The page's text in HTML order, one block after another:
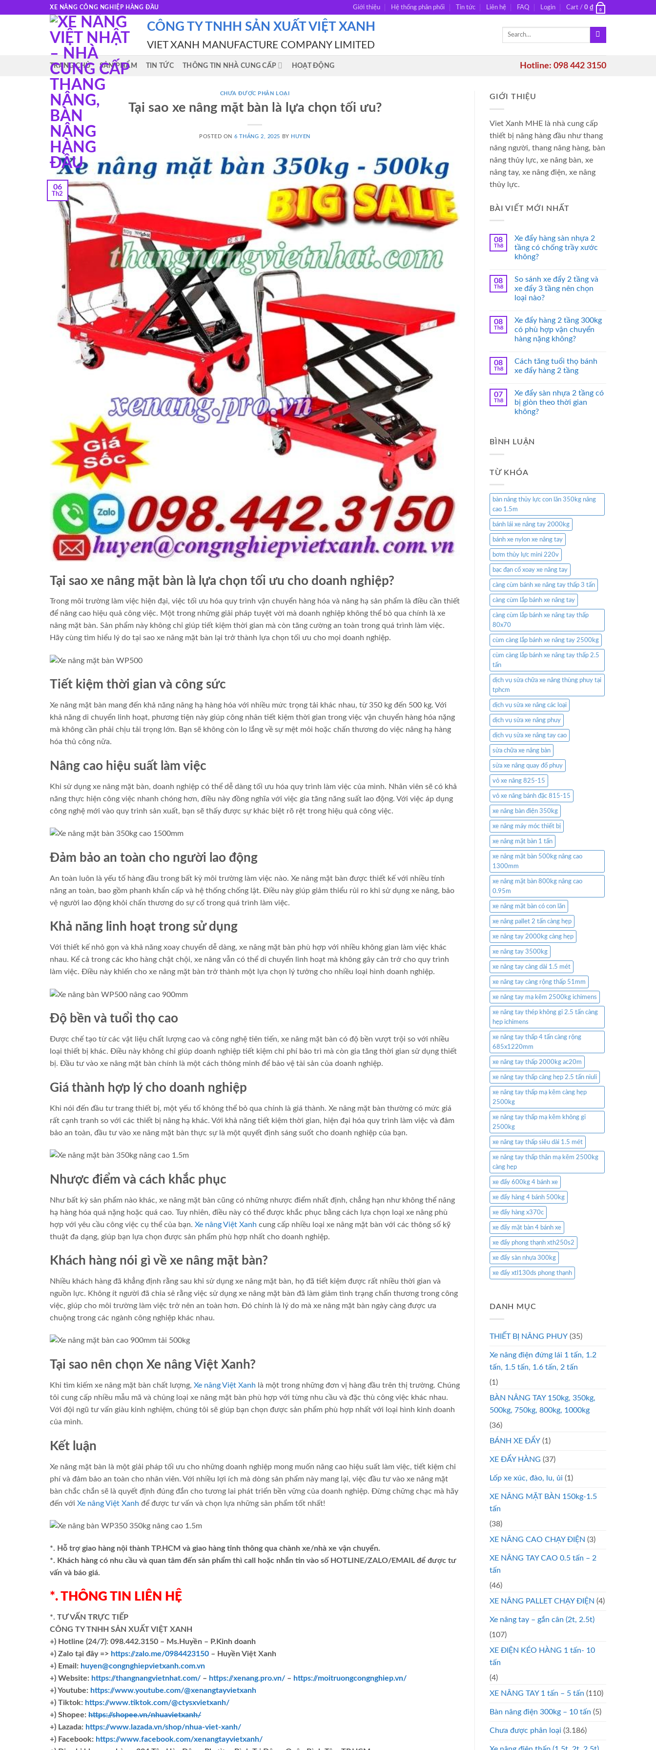
XE NÂNG CÔNG NGHIỆP HÀNG ĐẦU Giới thiệu Hệ thống phân phối Tin tức Liên hệ FAQ Login Cart / 0 ₫ 0
CÔNG TY TNHH SẢN XUẤT VIỆT XANH
VIET XANH MANUFACTURE COMPANY LIMITED
Search
TRANG CHỦ SẢN PHẨM TIN TỨC THÔNG TIN NHÀ CUNG CẤP HOẠT ĐỘNG Hotline: 098 442 3150
CHƯA ĐƯỢC PHÂN LOẠI
Tại sao xe nâng mặt bàn là lựa chọn tối ưu?
POSTED ON 6 THÁNG 2, 2025 BY HUYEN
06
Th2
Tại sao xe nâng mặt bàn là lựa chọn tối ưu cho doanh nghiệp?
Trong môi trường làm việc hiện đại, việc tối ưu hóa quy trình vận chuyển hàng hóa và nâng hạ sản phẩm là điều cần thiết
để nâng cao hiệu quả công việc. Một trong những giải pháp tuyệt vời mà doanh nghiệp không thể bỏ qua chính là xe
nâng mặt bàn. Sản phẩm này không chỉ giúp tiết kiệm thời gian mà còn tăng cường an toàn trong quá trình làm việc.
Hãy cùng tìm hiểu lý do tại sao xe nâng mặt bàn lại trở thành lựa chọn tối ưu cho mọi doanh nghiệp.
Tiết kiệm thời gian và công sức
Xe nâng mặt bàn mang đến khả năng nâng hạ hàng hóa với nhiều mức trọng tải khác nhau, từ 350 kg đến 500 kg. Với
khả năng di chuyển linh hoạt, phương tiện này giúp công nhân tiết kiệm thời gian trong việc vận chuyển hàng hóa nặng
mà không cần phải chịu tải trọng lớn. Bạn sẽ không còn lo lắng về sự mệt mỏi hoặc chấn thương do việc nâng hạ hàng
hóa thủ công nữa.
Nâng cao hiệu suất làm việc
Khi sử dụng xe nâng mặt bàn, doanh nghiệp có thể dễ dàng tối ưu hóa quy trình làm việc của mình. Nhân viên sẽ có khả
năng thực hiện công việc nhanh chóng hơn, điều này đồng nghĩa với việc gia tăng năng suất lao động. Với việc áp dụng
công nghệ mới vào quy trình sản xuất, bạn sẽ thấy được sự khác biệt rõ rệt trong hiệu quả công việc.
Đảm bảo an toàn cho người lao động
An toàn luôn là yếu tố hàng đầu trong bất kỳ môi trường làm việc nào. Xe nâng mặt bàn được thiết kế với nhiều tính
năng an toàn, bao gồm phanh khẩn cấp và hệ thống chống lật. Điều này giúp giảm thiểu rủi ro khi sử dụng xe nâng, bảo
vệ người lao động khỏi chấn thương do sự cố trong quá trình làm việc.
Khả năng linh hoạt trong sử dụng
Với thiết kế nhỏ gọn và khả năng xoay chuyển dễ dàng, xe nâng mặt bàn phù hợp với nhiều không gian làm việc khác
nhau. Kể cả trong các kho hàng chật chội, xe nâng vẫn có thể di chuyển linh hoạt mà không gây cản trở cho quy trình
làm việc. Điều này khiến cho xe nâng mặt bàn trở thành một lựa chọn lý tưởng cho nhiều loại hình doanh nghiệp.
Độ bền và tuổi thọ cao
Được chế tạo từ các vật liệu chất lượng cao và công nghệ tiên tiến, xe nâng mặt bàn có độ bền vượt trội so với nhiều
loại thiết bị khác. Điều này không chỉ giúp doanh nghiệp tiết kiệm chi phí bảo trì mà còn gia tăng thời gian sử dụng thiết
bị. Đầu tư vào xe nâng mặt bàn chính là một cách thông minh để bảo vệ tài sản của doanh nghiệp.
Giá thành hợp lý cho doanh nghiệp
Khi nói đến đầu tư trang thiết bị, một yếu tố không thể bỏ qua chính là giá thành. Xe nâng mặt bàn thường có mức giá
rất cạnh tranh so với các thiết bị nâng hạ khác. Với khả năng tiết kiệm thời gian, hiện đại hóa quy trình làm việc và đảm
bảo an toàn, đầu tư vào xe nâng mặt bàn thực sự là một quyết định sáng suốt cho doanh nghiệp của bạn.
Nhược điểm và cách khắc phục
Như bất kỳ sản phẩm nào khác, xe nâng mặt bàn cũng có những nhược điểm nhất định, chẳng hạn như không thể nâng
hạ hàng hóa quá nặng hoặc quá cao. Tuy nhiên, điều này có thể được khắc phục bằng cách lựa chọn loại xe nâng phù
hợp với yêu cầu công việc cụ thể của bạn. Xe nâng Việt Xanh cung cấp nhiều loại xe nâng mặt bàn với các thông số kỹ
thuật đa dạng, giúp bạn lựa chọn được sản phẩm phù hợp nhất cho doanh nghiệp.
Khách hàng nói gì về xe nâng mặt bàn?
Nhiều khách hàng đã khẳng định rằng sau khi sử dụng xe nâng mặt bàn, họ đã tiết kiệm được rất nhiều thời gian và
nguồn lực. Không ít người đã chia sẻ rằng việc sử dụng xe nâng mặt bàn đã làm giảm tình trạng chấn thương trong công
việc, giúp cho môi trường làm việc trở nên an toàn hơn. Đó chính là lý do mà xe nâng mặt bàn ngày càng được ưa
chuộng trong các ngành công nghiệp khác nhau.
Tại sao nên chọn Xe nâng Việt Xanh?
Khi tìm kiếm xe nâng mặt bàn chất lượng, Xe nâng Việt Xanh là một trong những đơn vị hàng đầu trên thị trường. Chúng
tôi cung cấp nhiều mẫu mã và chủng loại xe nâng mặt bàn phù hợp với từng nhu cầu và đặc thù công việc khác nhau.
Với đội ngũ tư vấn giàu kinh nghiệm, chúng tôi sẽ giúp bạn chọn được sản phẩm phù hợp nhất với loại hình kinh doanh
của mình.
Kết luận
Xe nâng mặt bàn là một giải pháp tối ưu cho những doanh nghiệp mong muốn nâng cao hiệu suất làm việc, tiết kiệm chi
phí và đảm bảo an toàn cho nhân viên. Với nhiều lợi ích mà dòng sản phẩm này mang lại, việc đầu tư vào xe nâng mặt
bàn chắc chắn sẽ là quyết định đúng đắn cho tương lai phát triển bền vững của doanh nghiệp. Đừng chững chạc mà hãy
đến với Xe nâng Việt Xanh để được tư vấn và chọn lựa những sản phẩm tốt nhất!
*. Hỗ trợ giao hàng nội thành TP.HCM và giao hàng tỉnh thông qua chành xe/nhà xe vận chuyển.
*. Khách hàng có nhu cầu và quan tâm đến sản phẩm thì call hoặc nhắn tin vào số HOTLINE/ZALO/EMAIL để được tư
vấn và báo giá.
*. THÔNG TIN LIÊN HỆ
*. TƯ VẤN TRỰC TIẾP
CÔNG TY TNHH SẢN XUẤT VIỆT XANH
+) Hotline (24/7): 098.442.3150 – Ms.Huyền – P.Kinh doanh
+) Zalo tại đây => https://zalo.me/0984423150 – Huyền Việt Xanh
+) Email: huyen@congnghiepvietxanh.com.vn
+) Website: https://thangnangvietnhat.com/ – https://xenang.pro.vn/ – https://moitruongcongnghiep.vn/
+) Youtube: https://www.youtube.com/@xenangtayvietxanh
+) Tiktok: https://www.tiktok.com/@ctysxvietxanh/
+) Shopee: https://shopee.vn/nhuavietxanh/
+) Lazada: https://www.lazada.vn/shop/nhua-viet-xanh/
+) Facebook: https://www.facebook.com/xenangtayvietxanh/
GIỚI THIỆU
Viet Xanh MHE là nhà cung cấp
thiết bị nâng hàng đầu như thang
nâng người, thang nâng hàng, bàn
nâng thủy lực, xe nâng bàn, xe
nâng tay, xe nâng điện, xe nâng
thủy lực.
BÀI VIẾT MỚI NHẤT
08
Th8
Xe đẩy hàng sàn nhựa 2
tầng có chống trầy xước
không?
08
Th8
So sánh xe đẩy 2 tầng và
xe đẩy 3 tầng nên chọn
loại nào?
08
Th8
Xe đẩy hàng 2 tầng 300kg
có phù hợp vận chuyển
hàng nặng không?
08
Th8
Cách tăng tuổi thọ bánh
xe đẩy hàng 2 tầng
07
Th8
Xe đẩy sàn nhựa 2 tầng có
bị giòn theo thời gian
không?
BÌNH LUẬN
TỪ KHÓA
bàn nâng thủy lực con lăn 350kg nâng
cao 1.5m
bánh lái xe nâng tay 2000kg
bánh xe nylon xe nâng tay
bơm thủy lực mini 220v
bạc đạn cổ xoay xe nâng tay
càng cùm bánh xe nâng tay thấp 3 tấn
càng cùm lắp bánh xe nâng tay
càng cùm lắp bánh xe nâng tay thấp
80x70
cùm càng lắp bánh xe nâng tay 2500kg
cùm càng lắp bánh xe nâng tay thấp 2.5
tấn
dịch vụ sửa chữa xe nâng thùng phuy tại
tphcm
dịch vụ sửa xe nâng các loại
dịch vụ sửa xe nâng phuy
dịch vụ sửa xe nâng tay cao
sửa chữa xe nâng bàn
sửa xe nâng quay đổ phuy
vỏ xe nâng 825-15
vỏ xe nâng bánh đặc 815-15
xe nâng bàn điện 350kg
xe nâng máy móc thiết bị
xe nâng mặt bàn 1 tấn
xe nâng mặt bàn 500kg nâng cao
1300mm
xe nâng mặt bàn 800kg nâng cao
0.95m
xe nâng mặt bàn có con lăn
xe nâng pallet 2 tấn càng hẹp
xe nâng tay 2000kg càng hẹp
xe nâng tay 3500kg
xe nâng tay càng dài 1.5 mét
xe nâng tay càng rộng thấp 51mm
xe nâng tay mạ kẽm 2500kg ichimens
xe nâng tay thép không gỉ 2.5 tấn càng
hẹp ichimens
xe nâng tay thấp 4 tấn càng rộng
685x1220mm
xe nâng tay thấp 2000kg ac20m
xe nâng tay thấp càng hẹp 2.5 tấn niuli
xe nâng tay thấp mạ kẽm càng hẹp
2500kg
xe nâng tay thấp mạ kẽm không gỉ
2500kg
xe nâng tay thấp siêu dài 1.5 mét
xe nâng tay thấp thân mạ kẽm 2500kg
càng hẹp
xe đẩy 600kg 4 bánh xe
xe đẩy hàng 4 bánh 500kg
xe đẩy hàng x370c
xe đẩy mặt bàn 4 bánh xe
xe đẩy phong thạnh xth250s2
xe đẩy sàn nhựa 300kg
xe đẩy xtl130ds phong thạnh
DANH MỤC
THIẾT BỊ NÂNG PHUY (35)
Xe nâng điện đứng lái 1 tấn, 1.2
tấn, 1.5 tấn, 1.6 tấn, 2 tấn
(1)
BÀN NÂNG TAY 150kg, 350kg,
500kg, 750kg, 800kg, 1000kg
(36)
BÁNH XE ĐẨY (1)
XE ĐẨY HÀNG (37)
Lốp xe xúc, đào, lu, ủi (1)
XE NÂNG MẶT BÀN 150kg-1.5
tấn
(38)
XE NÂNG CAO CHẠY ĐIỆN (3)
XE NÂNG TAY CAO 0.5 tấn – 2
tấn
(46)
XE NÂNG PALLET CHẠY ĐIỆN (4)
Xe nâng tay – gắn cân (2t, 2.5t)
(107)
XE ĐIỆN KÉO HÀNG 1 tấn- 10
tấn
(4)
XE NÂNG TAY 1 tấn – 5 tấn (110)
Bàn nâng điện 300kg – 10 tấn (5)
Chưa được phân loại (3.186)